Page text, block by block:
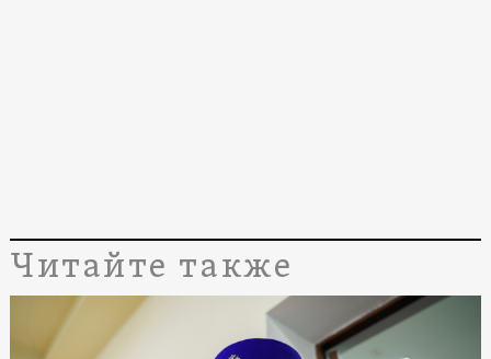
Читайте также